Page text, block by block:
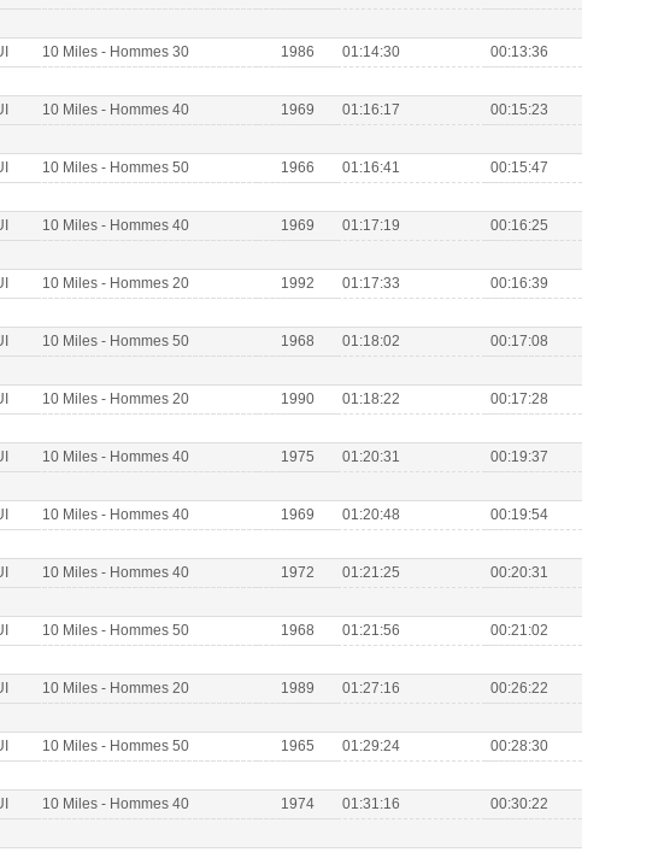
10 Miles - Hommes 30 1986 01:14:30 00:13:36
10 Miles - Hommes 40 1969 01:16:17 00:15:23
10 Miles - Hommes 50 1966 01:16:41 00:15:47
10 Miles - Hommes 40 1969 01:17:19 00:16:25
10 Miles - Hommes 20 1992 01:17:33 00:16:39
10 Miles - Hommes 50 1968 01:18:02 00:17:08
10 Miles - Hommes 20 1990 01:18:22 00:17:28
10 Miles - Hommes 40 1975 01:20:31 00:19:37
10 Miles - Hommes 40 1969 01:20:48 00:19:54
10 Miles - Hommes 40 1972 01:21:25 00:20:31
10 Miles - Hommes 50 1968 01:21:56 00:21:02
10 Miles - Hommes 20 1989 01:27:16 00:26:22
10 Miles - Hommes 50 1965 01:29:24 00:28:30
10 Miles - Hommes 40 1974 01:31:16 00:30:22